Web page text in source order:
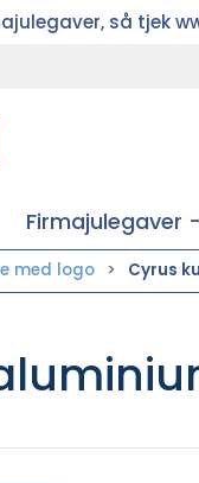
så tjek
Firmajulegaver
med logo Cyrus